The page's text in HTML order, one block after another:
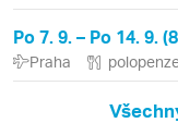
Po 7. 9. – Po 14. 9.
Praha